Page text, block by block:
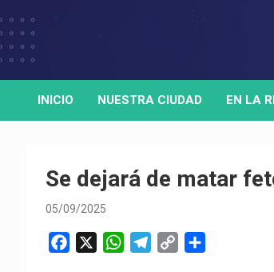
to
HORA32
Medio de comunicación digital
INICIO NUESTRA CIUDAD EN LA
Se dejará de matar
05/09/2025
W